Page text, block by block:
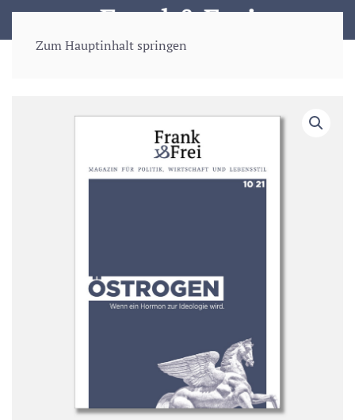
Zum Hauptinhalt springen
/Bücher/ Frank&Frei Xl: Östrogen – Wenn ein Hormon zur